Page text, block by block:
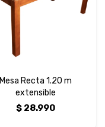
Mesa Recta 1.20 m
extensible
$ 28.990